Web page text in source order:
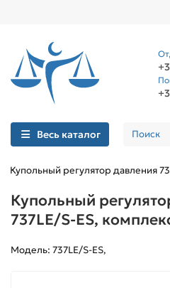
Весь каталог
Купольный регулятор давления
Купольный
737LE/S-ES,
Модель: 737LE/S-ES,